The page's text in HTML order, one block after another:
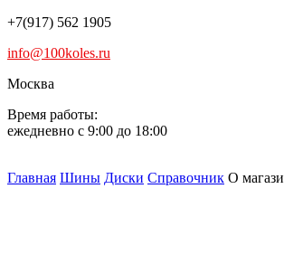
+7(917) 562 1905
info@100koles.ru
Москва
Время работы:
ежедневно с 9:00 до 18:00
Главная Шины Диски Справочник О